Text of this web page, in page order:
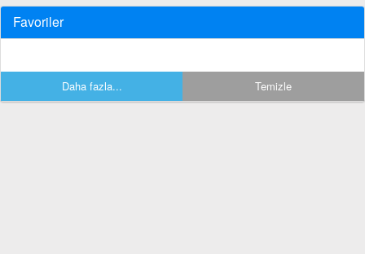
Favoriler
Daha fazla... Temizle